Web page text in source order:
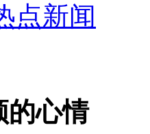
上位
点新闻
的心情